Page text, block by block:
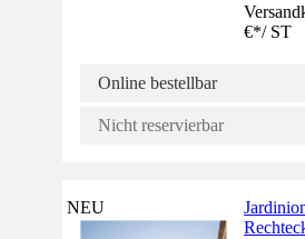
€*/ ST
Online bestellbar
Nicht reservierbar
NEU